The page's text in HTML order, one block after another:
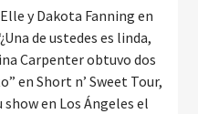
y Dakota Fanning en
de ustedes es linda,
Carpenter obtuvo dos
en Short n’ Sweet Tour,
en Los Ángeles el